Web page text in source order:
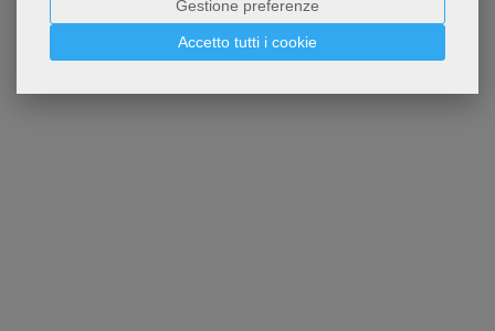
Accetto tutti i cookie
Gestione preferenze